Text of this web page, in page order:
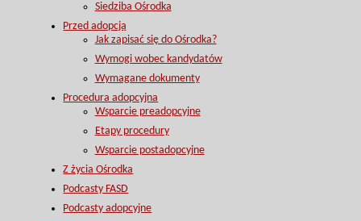
Siedziba Ośrodka
Przed adopcją
Jak zapisać się do Ośrodka?
Wymogi wobec kandydatów
Wymagane dokumenty
Procedura adopcyjna
Wsparcie preadopcyjne
Etapy procedury
Wsparcie postadopcyjne
Z życia Ośrodka
Podcasty FASD
Podcasty adopcyjne